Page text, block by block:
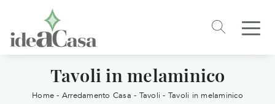
Tavoli in melaminico
Home - Arredamento Casa - Tavoli - Tavoli in melaminico